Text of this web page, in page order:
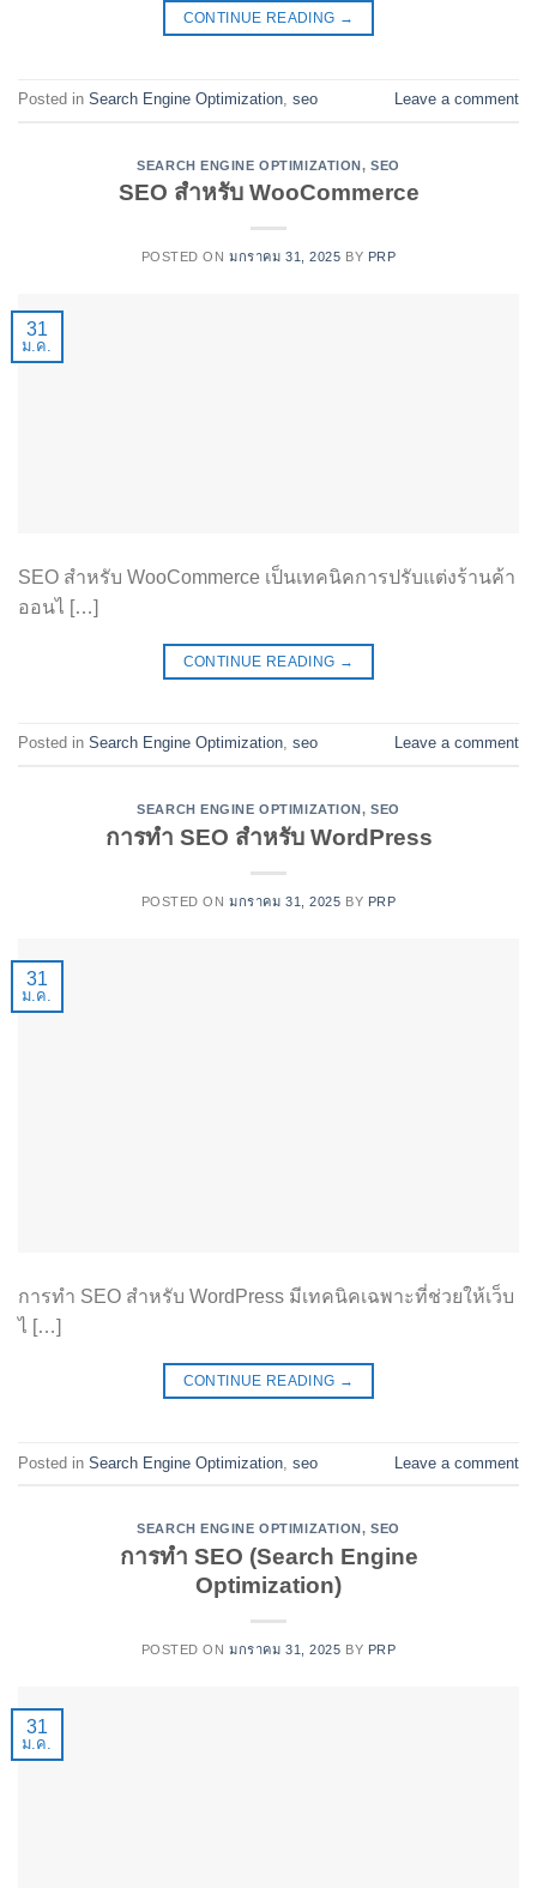
CONTINUE READING →
Posted in Search Engine Optimization, seo Leave a comment
SEARCH ENGINE OPTIMIZATION, SEO
SEO สำหรับ WooCommerce
POSTED ONมกราคม 31, 2025 BY PRP
31
ม.ค.
SEO สำหรับ WooCommerce เป็นเทคนิคการปรับแต่งร้านค้า
ออนไ […]
CONTINUE READING →
Posted in Search Engine Optimization, seo Leave a comment
SEARCH ENGINE OPTIMIZATION, SEO
การทำ SEO สำหรับ WordPress
POSTED ONมกราคม 31, 2025 BY PRP
31
ม.ค.
การทำ SEO สำหรับ WordPress มีเทคนิคเฉพาะที่ช่วยให้เว็บ
ไ […]
CONTINUE READING →
Posted in Search Engine Optimization seo Leave a comment
SEARCH ENGINE OPTIMIZATION, SEO
การทำ SEO (Search Engine
Optimization)
POSTED ONมกราคม 31, 2025 BY PRP
31
ม.ค.